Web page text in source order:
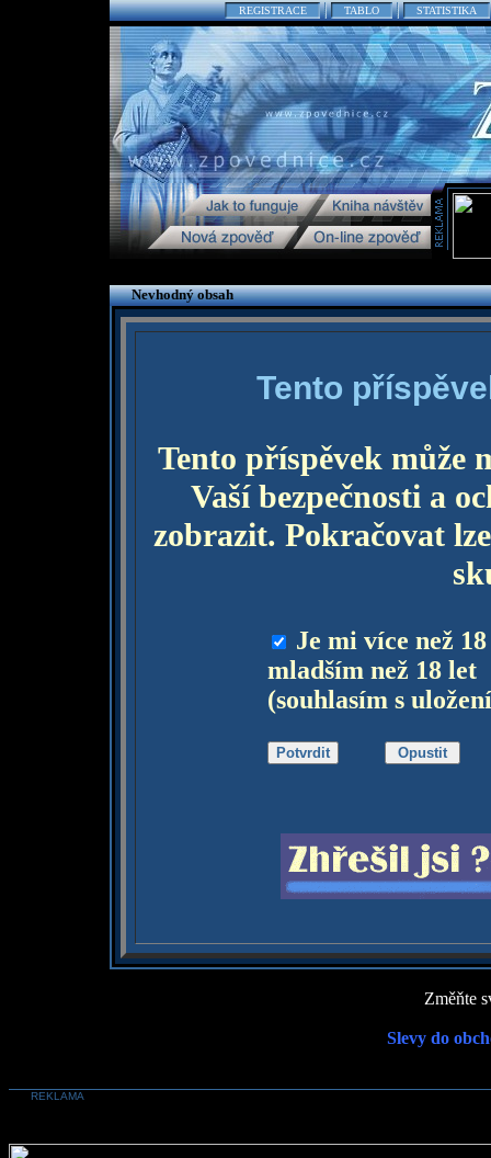
REGISTRACE TABLO STATISTIKA
Nevhodný obsah
Tento
Tento příspěvek může
Vaší bezpečnosti a
zobrazit. Pokračovat
Je mi více než
mladším než 18 let
(souhlasím s
Změňte
Slevy do
REKLAMA